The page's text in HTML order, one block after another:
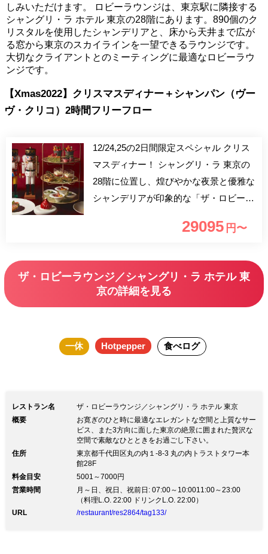
しみいただけます。 ロビーラウンジは、東京駅に隣接する
シャングリ・ラ ホテル 東京の28階にあります。890個のク
リスタルを使用したシャンデリアと、床から天井まで広が
る窓から東京のスカイラインを一望できるラウンジです。
大切なクライアントとのミーティングに最適なロビーラウ
ンジです。
【Xmas2022】クリスマスディナー＋シャンパン（ヴー
ヴ・クリコ）2時間フリーフロー
12/24,25の2日間限定スペシャル クリス
マスディナー！ シャングリ・ラ 東京の
28階に位置し、煌びやかな夜景と優雅な
シャンデリアが印象的な「ザ・ロビーラ
クリスマスディナーが登場。 蟹やポル
のアペタイザースタンドと選べるメイン
ディッシュ、シェフ特製のサンタクロー
スの帽子をモチーフにしたチョコレート
ワインをフリーフローで贅沢に心ゆくま
ックなひとときをお過ごしください。 ■
ドリンク■ ＜フリーフロー＞ ・シャンパ
ン ヴーヴ・クリコ イエローラベル ・
赤ワイン ・白ワイン ※完全2部制のご案
内となります（2時間制、30分前ドリン
クラストオーダー） 1部：17:30～
19:30 2部：20:00～22:00 ※食材にア
29095 円〜
ザ・ロビーラウンジ／シャングリ・ラ ホテル 東
京の詳細を見る
一休 Hotpepper 食べログ
レストラン名
ザ・ロビーラウンジ／シャングリ・ラ ホテル 東京
概要
お寛ぎのひと時に最適なエレガントな空間と上質なサー
ビス、また3方向に面した東京の絶景に囲まれた贅沢な
空間で素敵なひとときをお過ごし下さい。
住所
東京都千代田区丸の内１-8-3 丸の内トラストタワー本
館28F
料金目安
5001～7000円
営業時間
月～日、祝日、祝前日: 07:00～10:0011:00～23:00
（料理L.O. 22:00 ドリンクL.O. 22:00）
URL
/restaurant/res2864/tag133/